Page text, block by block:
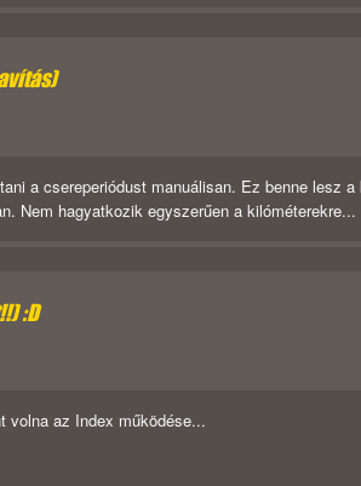
a csereperiódust manuálisan. Ez benne lesz
Nem hagyatkozik egyszerűen a
:D
volna az Index működése...